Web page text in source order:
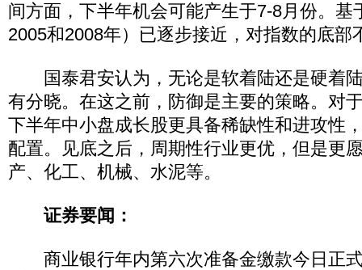
间方面，下半年机会可能产生于7-8月份。基
2005和2008年）已逐步接近，对指数的底部
国泰君安认为，无论是软着陆还是硬着
有分晓。在这之前，防御是主要的策略。对
下半年中小盘成长股更具备稀缺性和进攻性
配置。见底之后，周期性行业更优，但是更
产、化工、机械、水泥等。
证券要闻：
商业银行年内第六次准备金缴款今日正